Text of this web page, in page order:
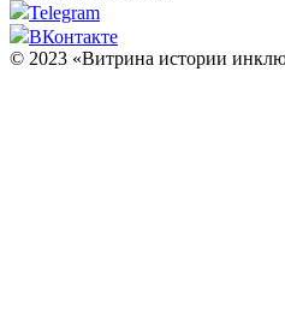
Telegram
ВКонтакте
© 2023 «Витрина истории